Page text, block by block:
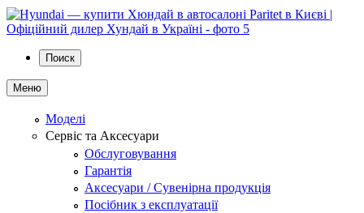
Поиск
Меню
Моделі
Сервіс та Аксесуари
Обслуговування
Гарантія
Аксесуари / Сувенірна продукція
Посібник з експлуатації